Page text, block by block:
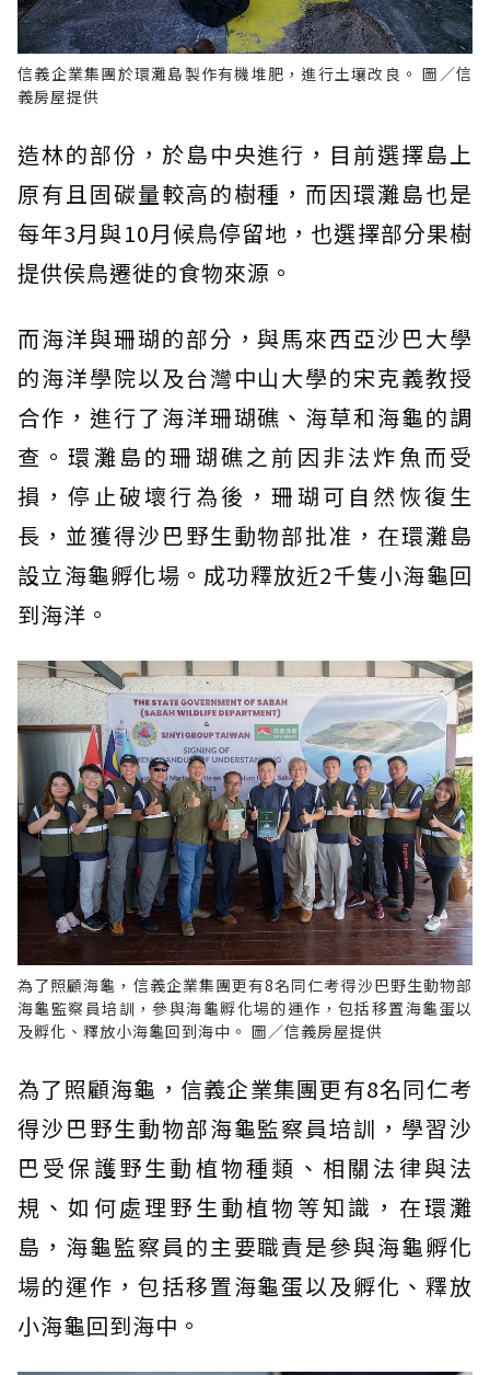
信義企業集團於環灘島製作有機堆肥，進行土壤改良。 圖／信
義房屋提供
造林的部份，於島中央進行，目前選擇島上
原有且固碳量較高的樹種，而因環灘島也是
每年3月與10月候鳥停留地，也選擇部分果樹
提供侯鳥遷徙的食物來源。
而海洋與珊瑚的部分，與馬來西亞沙巴大學
的海洋學院以及台灣中山大學的宋克義教授
合作，進行了海洋珊瑚礁、海草和海龜的調
查。環灘島的珊瑚礁之前因非法炸魚而受
損，停止破壞行為後，珊瑚可自然恢復生
長，並獲得沙巴野生動物部批准，在環灘島
設立海龜孵化場。成功釋放近2千隻小海龜回
到海洋。
為了照顧海龜，信義企業集團更有8名同仁考得沙巴野生動物部
海龜監察員培訓，參與海龜孵化場的運作，包括移置海龜蛋以
及孵化、釋放小海龜回到海中。 圖／信義房屋提供
為了照顧海龜，信義企業集團更有8名同仁考
得沙巴野生動物部海龜監察員培訓，學習沙
巴受保護野生動植物種類、相關法律與法
規、如何處理野生動植物等知識，在環灘
島，海龜監察員的主要職責是參與海龜孵化
場的運作，包括移置海龜蛋以及孵化、釋放
小海龜回到海中。